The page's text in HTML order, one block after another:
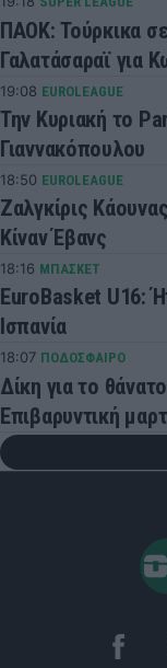
ΠΑΟΚ: Τούρκικα
Γαλατάσαραϊ για
19:08 EUROLEAGUE
Την Κυριακή το
Γιαννακόπουλου
18:50 EUROLEAGUE
Ζαλγκίρις
Κίναν Έβανς
18:16 ΜΠΑΣΚΕΤ
EuroBasket U16:
Ισπανία
18:07 ΠΟΔΟΣΦΑΙΡΟ
Δίκη για το
Επιβαρυντική